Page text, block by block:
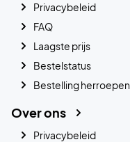
Privacybeleid
FAQ
Laagste prijs
Bestelstatus
Bestelling herroepen
Over ons
Privacybeleid